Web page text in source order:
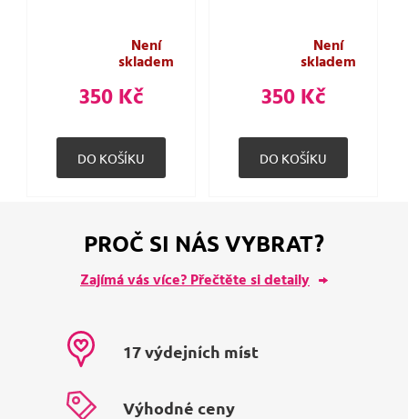
Není
skladem
350 Kč
Není
skladem
350 Kč
PROČ SI NÁS VYBRAT?
Zajímá vás více? Přečtěte si detaily
17 výdejních míst
Výhodné ceny